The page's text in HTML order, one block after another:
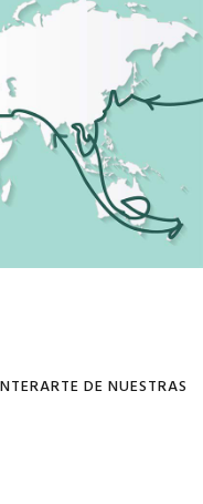
DE NUESTRAS